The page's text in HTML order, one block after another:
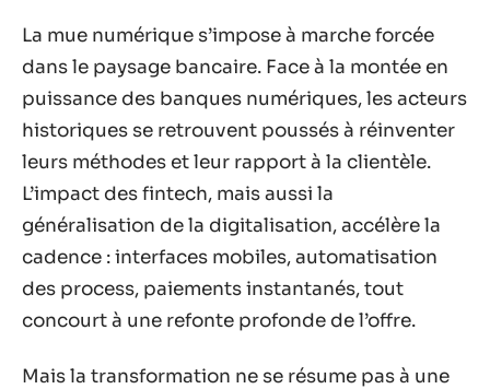
La mue numérique s’impose à marche forcée
dans le paysage bancaire. Face à la montée en
puissance des banques numériques, les acteurs
historiques se retrouvent poussés à réinventer
leurs méthodes et leur rapport à la clientèle.
L’impact des fintech, mais aussi la
généralisation de la digitalisation, accélère la
cadence : interfaces mobiles, automatisation
des process, paiements instantanés, tout
concourt à une refonte profonde de l’offre.
Mais la transformation ne se résume pas à une